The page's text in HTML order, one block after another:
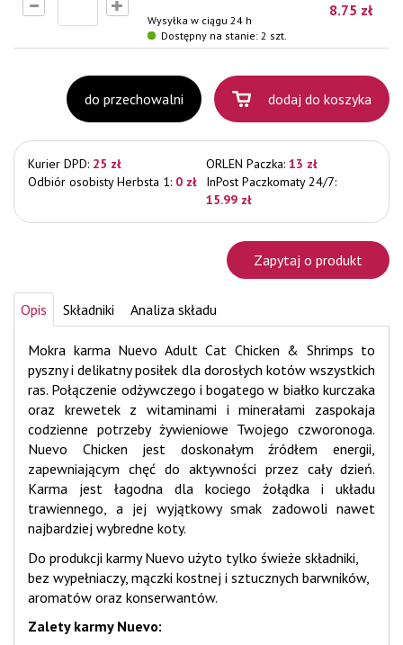
Wysyłka w ciągu 24 h
Dostępny na stanie: 2 szt.
8.75 zł
do przechowalni dodaj do koszyka
Kurier DPD: 25 zł ORLEN Paczka: 13 zł
Odbiór osobisty Herbsta 1: 0 zł
InPost Paczkomaty 24/7:
15.99 zł
Zapytaj o produkt
Opis Składniki Analiza składu
Mokra karma Nuevo Adult Cat Chicken & Shrimps to
pyszny i delikatny posiłek dla dorosłych kotów wszystkich
ras. Połączenie odżywczego i bogatego w białko kurczaka
oraz krewetek z witaminami i minerałami zaspokaja
codzienne potrzeby żywieniowe Twojego czworonoga.
Nuevo Chicken jest doskonałym źródłem energii,
zapewniającym chęć do aktywności przez cały dzień.
Karma jest łagodna dla kociego żołądka i układu
trawiennego, a jej wyjątkowy smak zadowoli nawet
najbardziej wybredne koty.
Do produkcji karmy Nuevo użyto tylko świeże składniki,
bez wypełniaczy, mączki kostnej i sztucznych barwników,
aromatów oraz konserwantów.
Zalety karmy Nuevo: